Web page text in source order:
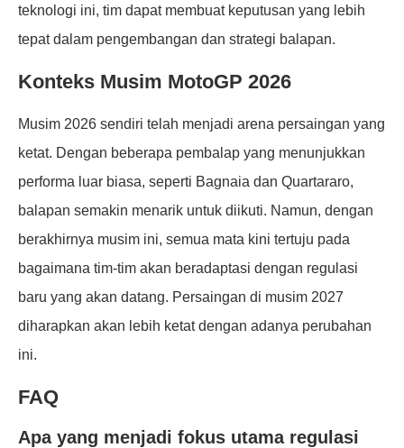
teknologi ini, tim dapat membuat keputusan yang lebih
tepat dalam pengembangan dan strategi balapan.
Konteks Musim MotoGP 2026
Musim 2026 sendiri telah menjadi arena persaingan yang
ketat. Dengan beberapa pembalap yang menunjukkan
performa luar biasa, seperti Bagnaia dan Quartararo,
balapan semakin menarik untuk diikuti. Namun, dengan
berakhirnya musim ini, semua mata kini tertuju pada
bagaimana tim-tim akan beradaptasi dengan regulasi
baru yang akan datang. Persaingan di musim 2027
diharapkan akan lebih ketat dengan adanya perubahan
ini.
FAQ
Apa yang menjadi fokus utama regulasi